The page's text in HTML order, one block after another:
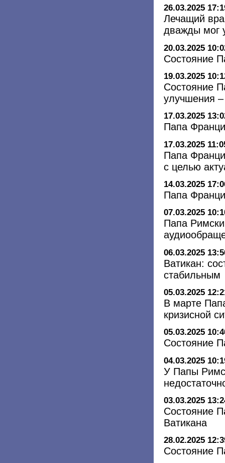
26.03.2025
Лечащий
дважды мог
20.03.2025
Состояние
19.03.2025
Состояние
улучшения
17.03.2025
Папа
17.03.2025
Папа
с целью
14.03.2025
Папа
07.03.2025
Папа
06.03.2025
Ватикан:
стабильным
05.03.2025
В марте
кризисной
05.03.2025
Состояние
04.03.2025
У Папы
03.03.2025
Состояние
Ватикана
28.02.2025
Состояние